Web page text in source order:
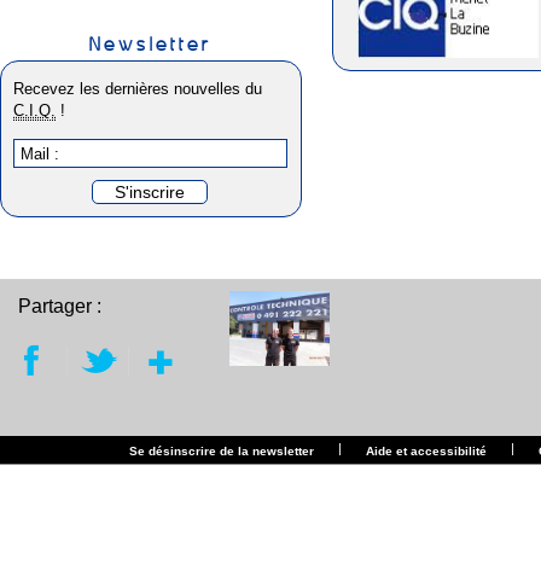
Newsletter
Recevez les dernières nouvelles du
C.I.Q. !
Mail :
Partager :
|
Aide et accessibilité
|
Se désinscrire de la newsletter